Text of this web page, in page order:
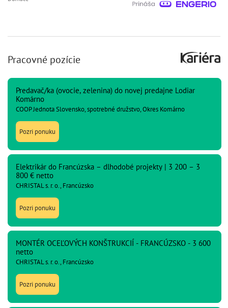
Pracovné pozície
Predavač/ka (ovocie, zelenina) do novej predajne Lodiar
Komárno
COOP Jednota Slovensko, spotrebné družstvo, Okres Komárno
Pozri ponuku
Elektrikár do Francúzska – dlhodobé projekty | 3 200 – 3
800 € netto
CHRISTAL s. r. o., Francúzsko
Pozri ponuku
MONTÉR OCEĽOVÝCH KONŠTRUKCIÍ - FRANCÚZSKO - 3 600
netto
CHRISTAL s. r. o., Francúzsko
Pozri ponuku